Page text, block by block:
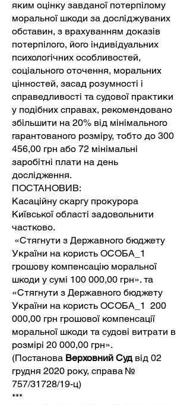
яким оцінку завданої потерпілому
моральної шкоди за досліджуваних
обставин, з врахуванням доказів
потерпілого, його індивідуальних
психологічних особливостей,
соціального оточення, моральних
цінностей, засад розумності і
справедливості та судової практики
у подібних справах, рекомендовано
збільшити на 20% від мінімального
гарантованого розміру, тобто до 300
456,00 грн або 72 мінімальні
заробітні плати на день
дослідження.
ПОСТАНОВИВ:
Касаційну скаргу прокурора
Київської області задовольнити
частково.
«Стягнути з Державного бюджету
України на користь ОСОБА_1
грошову компенсацію моральної
шкоди у сумі 100 000,00 грн». та
«Стягнути з Державного бюджету
України на користь ОСОБА_1 200
000,00 грн грошової компенсації
моральної шкоди та судові витрати в
розмірі 20 000,00 грн».
(Постанова Верховний Судвід 02
грудня 2020 року, справа №
757/31728/19-ц)
***